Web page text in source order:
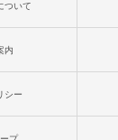
ついて
内
シー